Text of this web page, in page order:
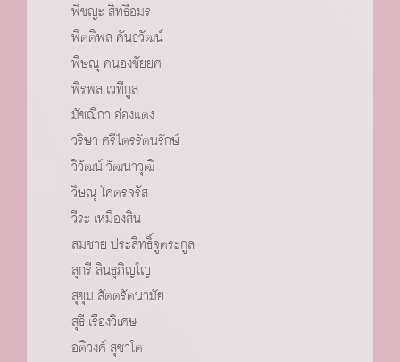
พิชญะ สิทธีอมร
พิตติพล คันธวัฒน์
พิษณุ คนองชัยยศ
พีรพล เวทีกูล
มัชฌิกา อ่องแตง
วริษา ศรีไตรรัตนรักษ์
วิวัฒน์ วัฒนาวุฒิ
วิษณุ โคตรจรัส
วีระ เหมืองสิน
สมชาย ประสิทธิ์จูตระกูล
สุกรี สินธุภิญโญ
สุขุม สัตตรัตนามัย
สุธี เรืองวิเศษ
อติวงศ์ สุชาโต